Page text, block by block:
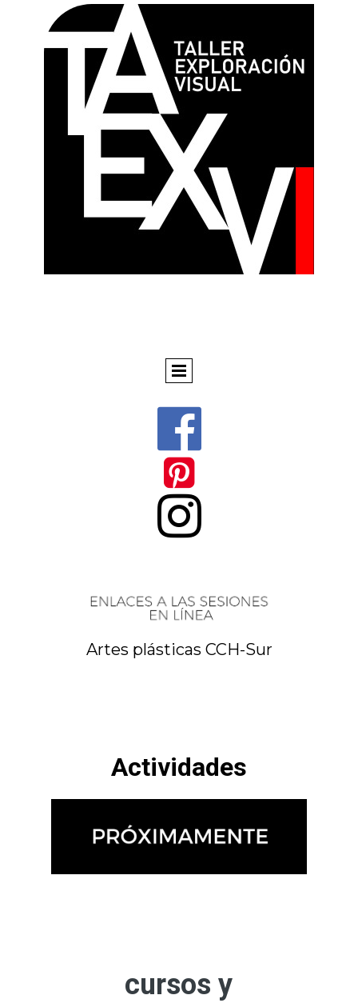



Artes plásticas CCH-Sur
Actividades
cursos y